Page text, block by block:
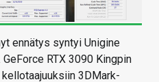
ennätys syntyi Unigine
RTX 3090 Kingpin
3DMark-